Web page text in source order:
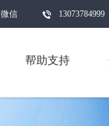
微信 13073784999
帮助支持